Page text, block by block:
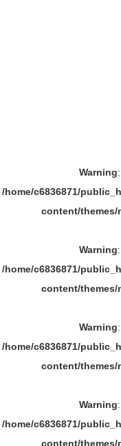
Warning
/home/c6836871/
content/
Warning
/home/c6836871/
content/
Warning
/home/c6836871/
content/
Warning
/home/c6836871/
content/